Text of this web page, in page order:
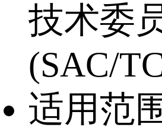
技术委
(SAC/
适用范